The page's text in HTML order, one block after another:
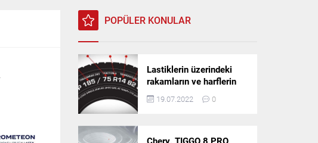
POPÜLER KONULAR
Lastiklerin üzerindeki
rakamların ve harflerin
anlamı nedir?
19.07.2022 0
Chery, TIGGO 8 PRO,